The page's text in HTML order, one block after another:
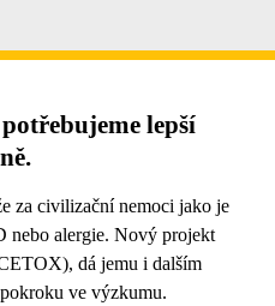
lepší
za civilizační nemoci jako je
nebo alergie. Nový projekt
dá jemu i dalším
ve výzkumu.